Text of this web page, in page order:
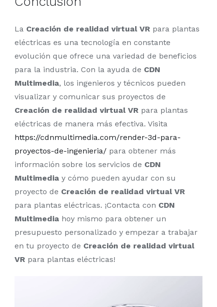
La Creación de realidad virtual VR para plantas
eléctricas es una tecnología en constante
evolución que ofrece una variedad de beneficios
para la industria. Con la ayuda de CDN
Multimedia, los ingenieros y técnicos pueden
visualizar y comunicar sus proyectos de
Creación de realidad virtual VR para plantas
eléctricas de manera más efectiva. Visita
https://cdnmultimedia.com/render-3d-para-
proyectos-de-ingenieria/ para obtener más
información sobre los servicios de CDN
Multimedia y cómo pueden ayudar con su
proyecto de Creación de realidad virtual VR
para plantas eléctricas. ¡Contacta con CDN
Multimedia hoy mismo para obtener un
presupuesto personalizado y empezar a trabajar
en tu proyecto de Creación de realidad virtual
VR para plantas eléctricas!